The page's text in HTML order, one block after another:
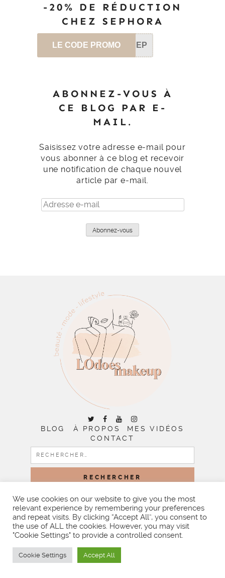
-20% DE RÉDUCTION
CHEZ SEPHORA
LE CODE PROMO SEP
ABONNEZ-VOUS À
CE BLOG PAR E-
MAIL.
Saisissez votre adresse e-mail pour
vous abonner à ce blog et recevoir
une notification de chaque nouvel
article par e-mail.
Adresse
e-
Abonnez-vous
BLOG À PROPOS
MES VIDÉOS
CONTACT
RECHERCHER :
COPYRIGHT © 2026 | ALL RIGHTS RESERVED |DESIGNED
BY LITTLE THEME SHOP
We use cookies on our website to give you the most
relevant experience by remembering your preferences
and repeat visits. By clicking “Accept All”, you consent to
the use of ALL the cookies. However, you may visit
"Cookie Settings" to provide a controlled consent.
Cookie Settings Accept All